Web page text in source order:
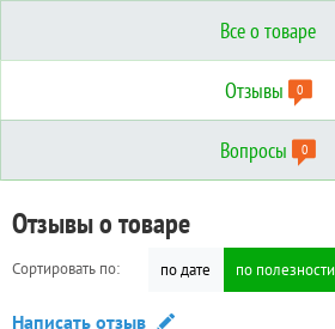
Все о товаре
Отзывы 0
Вопросы 0
Технические характеристики
Дополнительные
Отзывы о товаре
Сортировать по: по дате по полезности
Написать отзыв
Вопросы о товаре
Сортировать по: по дате по полезности
Задать вопрос